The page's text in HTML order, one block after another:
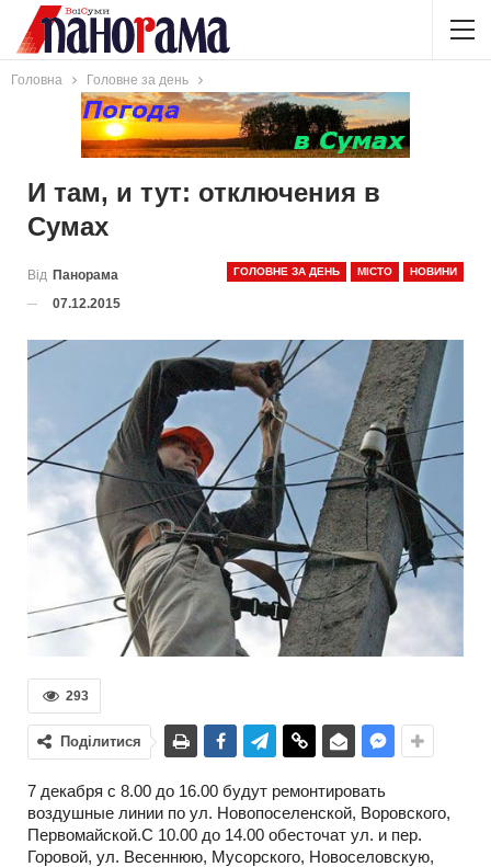
Головна Головне за день
И там, и тут: отключения в
Сумах
ГОЛОВНЕ ЗА ДЕНЬ МІСТО НОВИНИ
Від Панорама
07.12.2015
293
Поділитися
7 декабря с 8.00 до 16.00 будут ремонтировать
воздушные линии по ул. Новопоселенской, Воровского,
Первомайской.С 10.00 до 14.00 обесточат ул. и пер.
Горовой, ул. Весеннюю, Мусорского, Новоселовскую,